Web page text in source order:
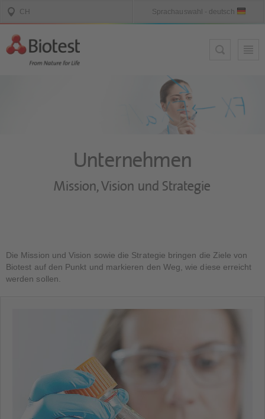
Unternehmen
Mission, Vision und Strategie
Die Mission und Vision sowie die Strategie bringen die Ziele von
Biotest auf den Punkt und markieren den Weg, wie diese erreicht
werden sollen.